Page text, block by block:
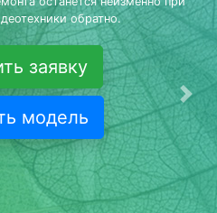
обратно.
заявку
модель